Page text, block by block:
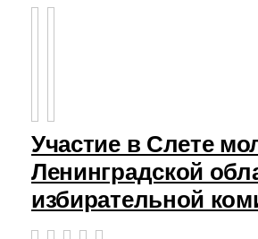
Участие в Слете
Ленинградской
избирательной